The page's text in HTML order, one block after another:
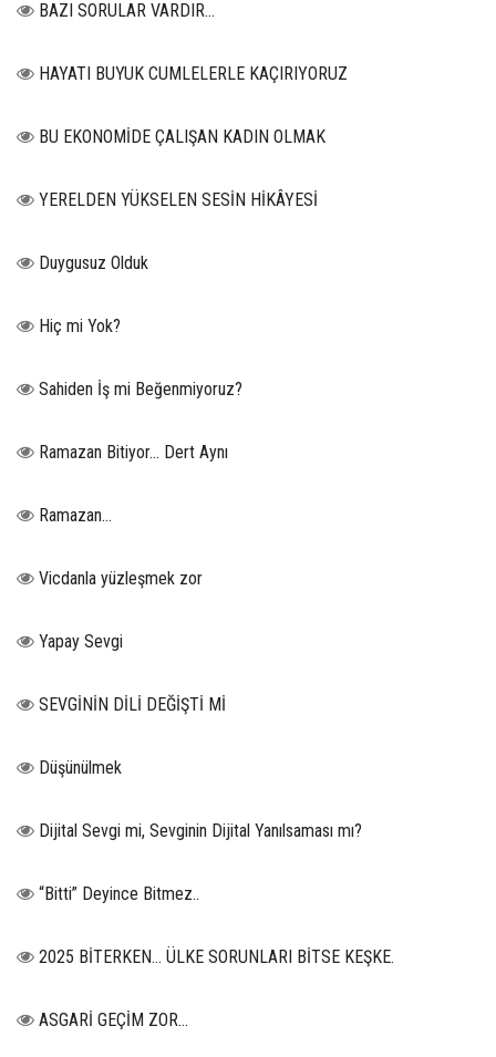
BAZI SORULAR VARDIR…
HAYATI BUYUK CUMLELERLE KAÇIRIYORUZ
BU EKONOMİDE ÇALIŞAN KADIN OLMAK
YERELDEN YÜKSELEN SESİN HİKÂYESİ
Duygusuz Olduk
Hiç mi Yok?
Sahiden İş mi Beğenmiyoruz?
Ramazan Bitiyor… Dert Aynı
Ramazan…
Vicdanla yüzleşmek zor
Yapay Sevgi
SEVGİNİN DİLİ DEĞİŞTİ Mİ
Düşünülmek
Dijital Sevgi mi, Sevginin Dijital Yanılsaması mı?
“Bitti” Deyince Bitmez..
2025 BİTERKEN… ÜLKE SORUNLARI BİTSE KEŞKE.
ASGARİ GEÇİM ZOR…